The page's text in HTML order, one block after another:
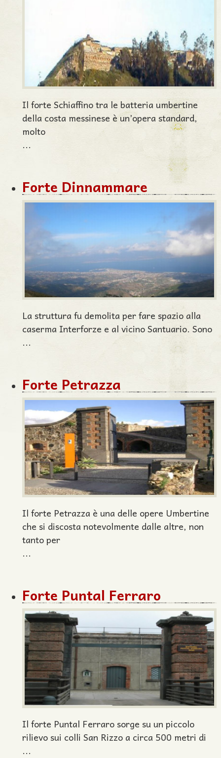
Il forte Schiaffino tra le batteria umbertine
della costa messinese è un’opera standard,
molto
...
Forte Dinnammare
La struttura fu demolita per fare spazio alla
caserma Interforze e al vicino Santuario. Sono
...
Forte Petrazza
Il forte Petrazza è una delle opere Umbertine
che si discosta notevolmente dalle altre, non
tanto per
...
Forte Puntal Ferraro
Il forte Puntal Ferraro sorge su un piccolo
rilievo sui colli San Rizzo a circa 500 metri di
...